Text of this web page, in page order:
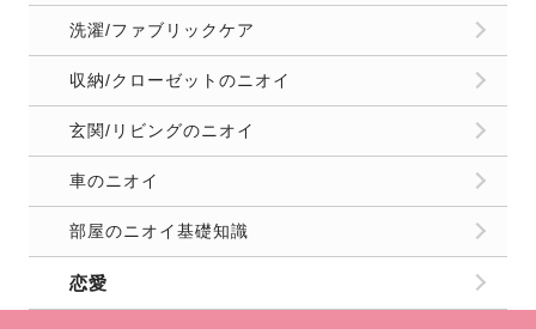
洗濯/ファブリックケア
収納/クローゼットのニオイ
玄関/リビングのニオイ
車のニオイ
部屋のニオイ基礎知識
恋愛